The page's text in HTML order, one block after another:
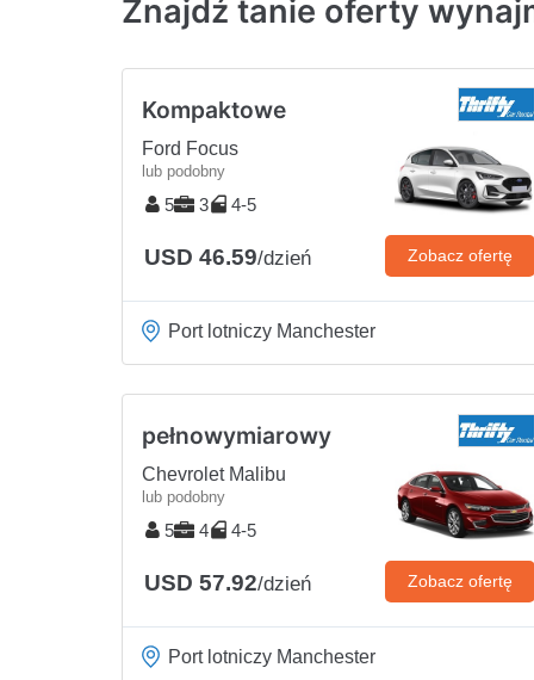
Znajdź tanie oferty
Kompaktowe
Ford Focus
lub podobny
5 3 4-5
USD 46.59/dzień Zobacz ofertę
Port lotniczy Manchester
pełnowymiarowy
Chevrolet Malibu
lub podobny
5 4 4-5
USD 57.92/dzień Zobacz ofertę
Port lotniczy Manchester